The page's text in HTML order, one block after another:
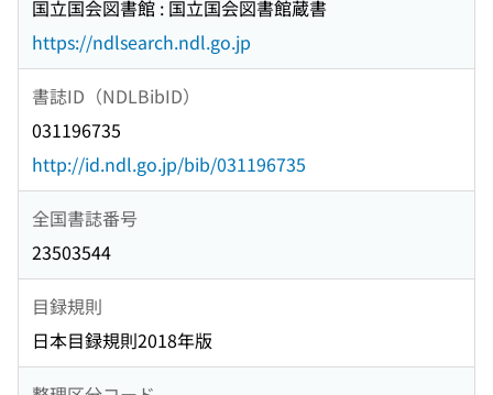
国立国会図書館 : 国立国会図書館蔵書
https://ndlsearch.ndl.go.jp
書誌ID（NDLBibID）
031196735
http://id.ndl.go.jp/bib/031196735
全国書誌番号
23503544
目録規則
日本目録規則2018年版